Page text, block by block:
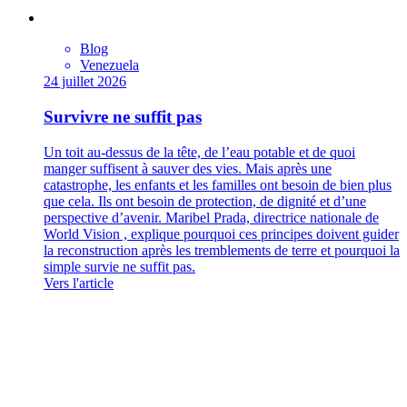
Blog
Venezuela
24 juillet 2026
Survivre ne suffit pas
Un toit au-dessus de la tête, de l’eau potable et de quoi
manger suffisent à sauver des vies. Mais après une
catastrophe, les enfants et les familles ont besoin de bien plus
que cela. Ils ont besoin de protection, de dignité et d’une
perspective d’avenir. Maribel Prada, directrice nationale de
World Vision , explique pourquoi ces principes doivent guider
la reconstruction après les tremblements de terre et pourquoi la
simple survie ne suffit pas.
Vers l'article